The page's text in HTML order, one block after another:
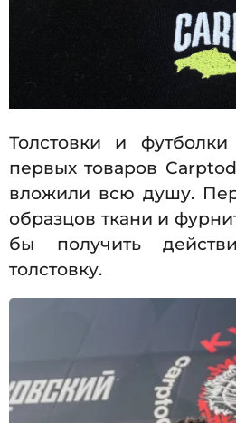
Толстовки и
первых товаров
вложили всю душу.
образцов ткани и
бы получить
толстовку.